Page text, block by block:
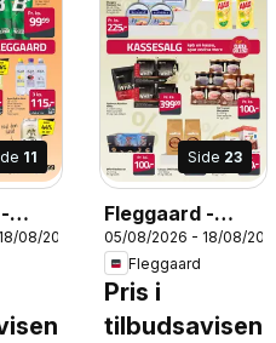
11
08/2026
Side 23
Fleggaard -
Tilbudsavis
05/08/2026 - 18/08/2026
Fleggaard
Pris i
tilbudsavisen